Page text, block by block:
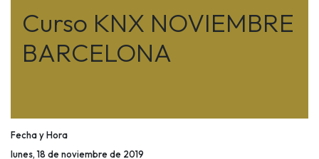
Curso KNX NOVIEMBRE
BARCELONA
Fecha y Hora
lunes, 18 de noviembre de 2019